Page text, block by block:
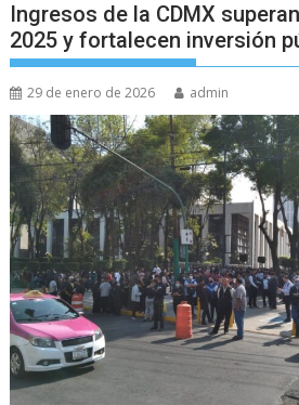
Ingresos de la CDMX
2025 y fortalecen inversión
29 de enero de 2026 admin